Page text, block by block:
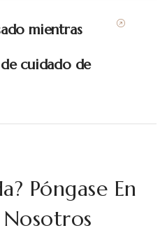
mientras
cuidado de
Póngase En